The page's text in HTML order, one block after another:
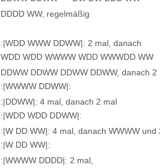
DDDD WW, regelmäßig
:|WDD WWW DDWW|: 2 mal, danach
WDD WDD WWWW WDD WWWDD WW
DDWW DDWW DDWW DDWW, danach 2
:|WWWW DDWW|:
:|DDWW|: 4 mal, danach 2 mal
:|WDD WDD DDWW|:
:|W DD WW|: 4 mal, danach WWWW und
:|W DD WW|:
:|WWWW DDDD|: 2 mal,